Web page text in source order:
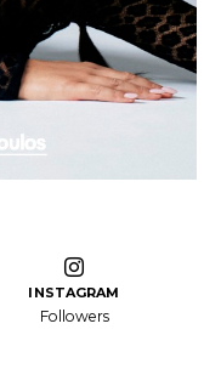
INSTAGRAM
Followers